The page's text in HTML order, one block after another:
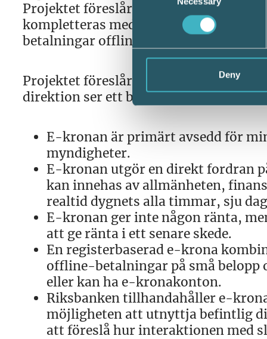
Deny
Projektet föreslår en kombination av
kompletteras med en värdebaserad e-
betalningar offline.
Projektet föreslår följande utformning
direktion ser ett behov av att
E-kronan är primärt avsedd för
myndigheter.
E-kronan utgör en direkt fordran
kan innehas av allmänheten,
realtid dygnets alla timmar, sju
E-kronan ger inte någon ränta,
att ge ränta i ett senare skede.
En registerbaserad e-krona
offline-betalningar på små
eller kan ha e-kronakonton.
Riksbanken tillhandahåller e-
möjligheten att utnyttja befintlig
att föreslå hur interaktionen med